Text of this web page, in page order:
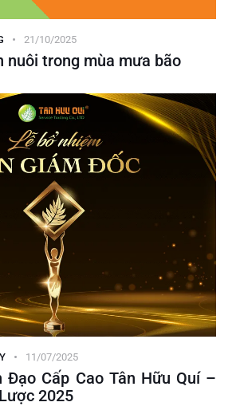
21/10/2025
nuôi trong mùa mưa bão
11/07/2025
Đạo Cấp Cao Tân Hữu Quí –
2025